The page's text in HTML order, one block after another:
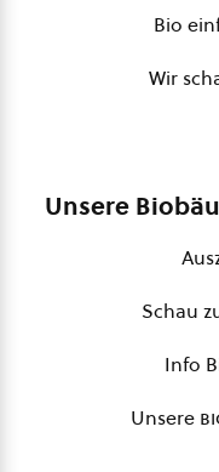
Bio
Wir
Unsere
Schau
Info
Unsere